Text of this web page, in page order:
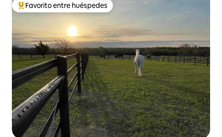
Favorito entre huéspedes preferido
Favorito entre huéspedes